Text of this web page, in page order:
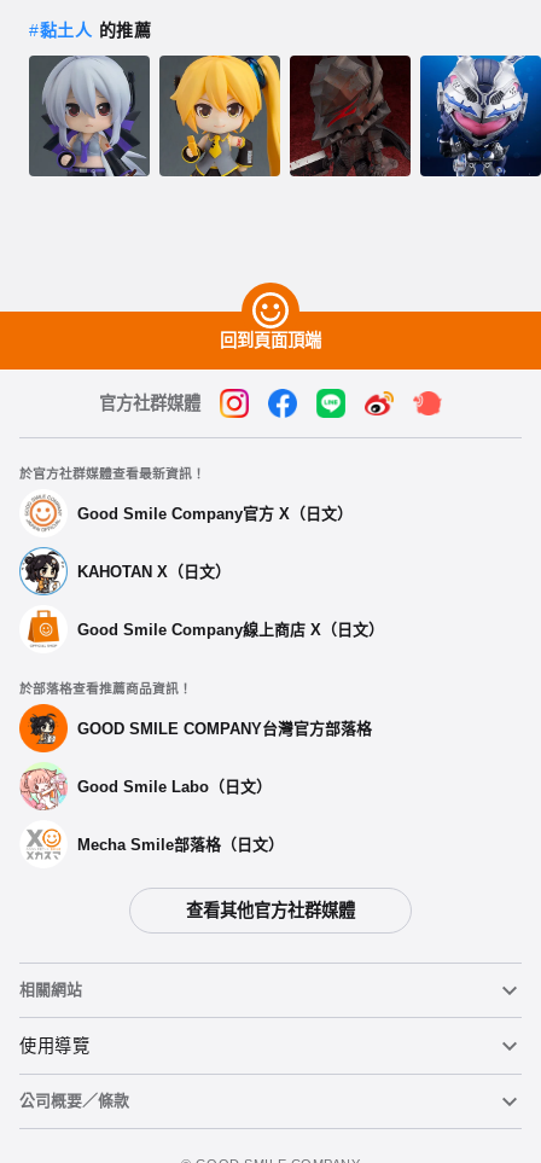
#黏土人 的推薦
回到頁面頂端
官方社群媒體
於官方社群媒體查看最新資訊！
Good Smile Company官方 X（日文）
KAHOTAN X（日文）
Good Smile Company線上商店 X（日文）
於部落格查看推薦商品資訊！
GOOD SMILE COMPANY台灣官方部落格
Good Smile Labo（日文）
Mecha Smile部落格（日文）
查看其他官方社群媒體
相關網站
黏土人
黏土人臉部製造機（英文）
使用導覽
重要公告
公司概要／條款